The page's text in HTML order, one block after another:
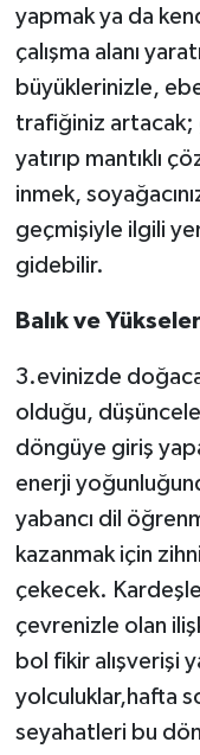
yapmak ya da
çalışma alanı
büyüklerinizle,
trafiğiniz artacak;
yatırıp mantıklı
inmek,
geçmişiyle ilgili
gidebilir.
Balık ve
3.evinizde
olduğu,
döngüye giriş
enerji
yabancı dil
kazanmak için
çekecek.
çevrenizle olan
bol fikir alışverişi
yolculuklar,hafta
seyahatleri bu